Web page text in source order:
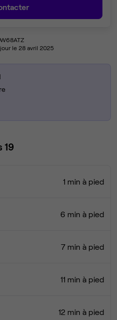
le 28 avril 2025
19
1 min à pied
6 min à pied
7 min à pied
11 min à pied
12 min à pied